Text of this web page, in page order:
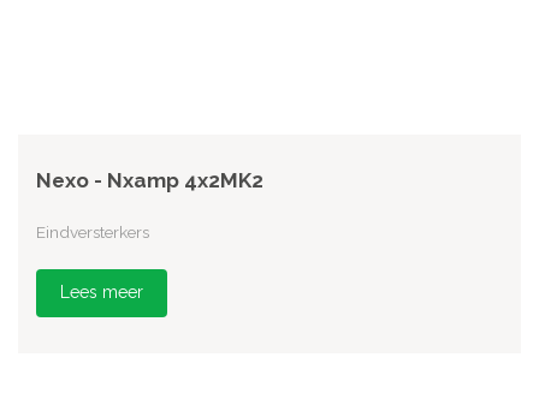
Nexo - Nxamp 4x2MK2
Eindversterkers
Lees meer